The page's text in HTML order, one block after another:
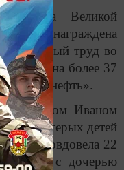
Великой
труда, награждена
труд во
Она более 37
«Бавлынефть».
супругом Иваном
шестерых детей
Она овдовела 22
вместе с дочерью